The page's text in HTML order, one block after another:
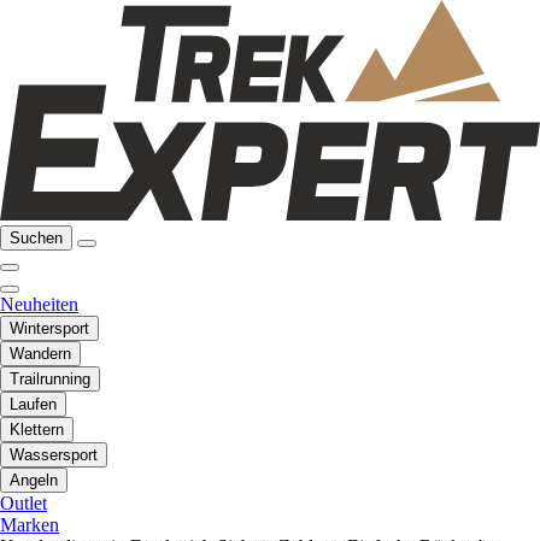
Suchen
Neuheiten
Wintersport
Wandern
Trailrunning
Laufen
Klettern
Wassersport
Angeln
Outlet
Marken